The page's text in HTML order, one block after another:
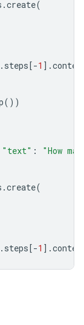
.create(
. steps[-1 ] .
())
"text" :
"How
.create(
. steps[-1 ] .